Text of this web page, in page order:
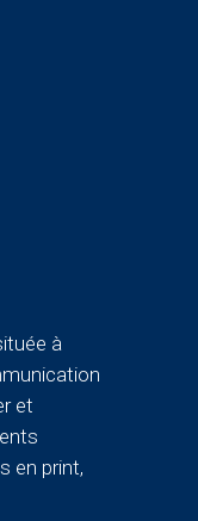
à
et
en print,